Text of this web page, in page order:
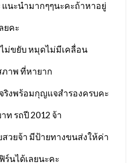
แนะนำมากๆๆนะคะถ้าหาอยู่
ยคะ
ม่ขยับ หมุดไม่มีเคลื่อน
ภาพ ที่หายาก
ริงพร้อมกุญแจสำรองครบคะ
ท รถปี 2012 จ้า
สวยจ้า มีป้ายทางขนส่งให้ค่า
ร์นได้เลยนะคะ